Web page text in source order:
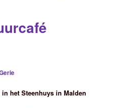
het Steenhuys in Malden